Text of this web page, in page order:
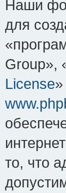
Наши
для
Group»,
License
то, что